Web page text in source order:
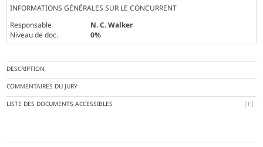
INFORMATIONS GÉNÉRALES SUR LE CONCURRENT
Responsable
N. C. Walker
Niveau de doc.
0%
DESCRIPTION
COMMENTAIRES DU JURY
LISTE DES DOCUMENTS ACCESSIBLES